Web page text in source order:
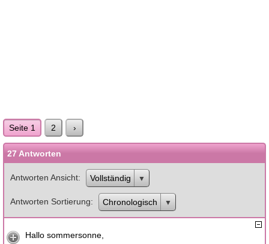
Seite 1 2 ›
27 Antworten
Antworten Ansicht Vollständig
Antworten Sortierung Chronologisch
Hallo sommersonne,